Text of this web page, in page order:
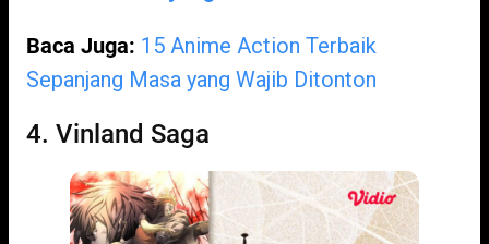
Baca Juga: 15 Anime Action Terbaik
Sepanjang Masa yang Wajib Ditonton
4. Vinland Saga